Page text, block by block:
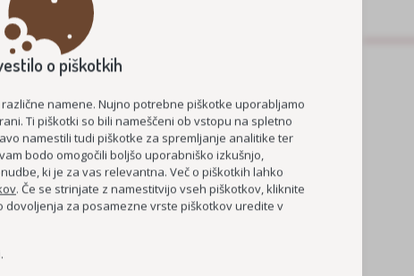
MEDGENERACIJSKO POVEZOVANJE ZA VARNO
STAROST
ČUTIM – ŽIVIM
DEMENCI PRIJAZNA TOČKA
MEDGENERACIJSKO SREDIŠČE PRI OŠ HORJUL
MREŽA BREZPLAČNIH E-PREVOZOV
o piškotkih
namene. Nujno potrebne piškotke uporabljamo
Ti piškotki so bili nameščeni ob vstopu na spletno
namestili tudi piškotke za spremljanje analitike ter
bodo omogočili boljšo uporabniško izkušnjo,
ki je za vas relevantna. Več o piškotkih lahko
. Če se strinjate z namestitvijo vseh piškotkov, kliknite
dovoljenja za posamezne vrste piškotkov uredite v